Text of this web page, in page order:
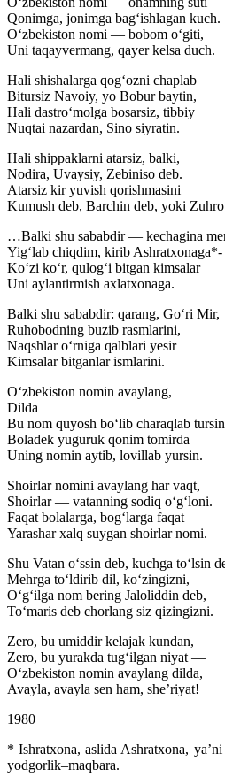
Qonimga, jonimga bag‘ishlagan kuch.
O‘zbekiston nomi — bobom o‘giti,
Uni taqayvermang, qayer kelsa duch.
Hali shishalarga qog‘ozni chaplab
Bitursiz Navoiy, yo Bobur baytin,
Hali dastro‘molga bosarsiz, tibbiy
Nuqtai nazardan, Sino siyratin.
Hali shippaklarni atarsiz, balki,
Nodira, Uvaysiy, Zebiniso deb.
Atarsiz kir yuvish qorishmasini
Kumush deb, Barchin deb, yoki Zuhro
…Balki shu sababdir — kechagina
Yig‘lab chiqdim, kirib Ashratxonaga*-
Ko‘zi ko‘r, qulog‘i bitgan kimsalar
Uni aylantirmish axlatxonaga.
Balki shu sababdir: qarang, Go‘ri Mir,
Ruhobodning buzib rasmlarini,
Naqshlar o‘rniga qalblari yesir
Kimsalar bitganlar ismlarini.
O‘zbekiston nomin avaylang,
Dilda
Bu nom quyosh bo‘lib charaqlab
Boladek yuguruk qonim tomirda
Uning nomin aytib, lovillab yursin.
Shoirlar nomini avaylang har vaqt,
Shoirlar — vatanning sodiq o‘g‘loni.
Faqat bolalarga, bog‘larga faqat
Yarashar xalq suygan shoirlar nomi.
Shu Vatan o‘ssin deb, kuchga to‘lsin
Mehrga to‘ldirib dil, ko‘zingizni,
O‘g‘ilga nom bering Jaloliddin deb,
To‘maris deb chorlang siz qizingizni.
Zero, bu umiddir kelajak kundan,
Zero, bu yurakda tug‘ilgan niyat —
O‘zbekiston nomin avaylang dilda,
Avayla, avayla sen ham, she’riyat!
1980
* Ishratxona, aslida Ashratxona,
yodgorlik–maqbara.